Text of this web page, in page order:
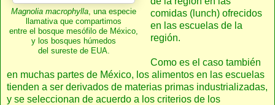
Magnolia macrophylla , una especie
llamativa que compartimos
entre el bosque mesófilo de México,
y los bosques húmedos
del sureste de EUA.
comidas (lunch) ofrecidos
en las escuelas de la
región.
Como es el caso también
en muchas partes de México, los alimentos en las escuelas
tienden a ser derivados de materias primas industrializadas,
y se seleccionan de acuerdo a los criterios de los